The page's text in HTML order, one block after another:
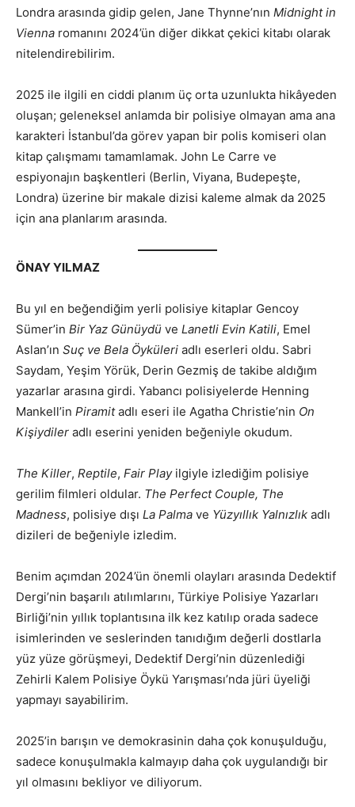
Londra arasında gidip gelen, Jane Thynne’nın Midnight in
Vienna romanını 2024’ün diğer dikkat çekici kitabı olarak
nitelendirebilirim.
2025 ile ilgili en ciddi planım üç orta uzunlukta hikâyeden
oluşan; geleneksel anlamda bir polisiye olmayan ama ana
karakteri İstanbul’da görev yapan bir polis komiseri olan
kitap çalışmamı tamamlamak. John Le Carre ve
espiyonajın başkentleri (Berlin, Viyana, Budepeşte,
Londra) üzerine bir makale dizisi kaleme almak da 2025
için ana planlarım arasında.
ÖNAY YILMAZ
Bu yıl en beğendiğim yerli polisiye kitaplar Gencoy
Sümer’in Bir Yaz Günüydü ve Lanetli Evin Katili, Emel
Aslan’ın Suç ve Bela Öyküleri adlı eserleri oldu. Sabri
Saydam, Yeşim Yörük, Derin Gezmiş de takibe aldığım
yazarlar arasına girdi. Yabancı polisiyelerde Henning
Mankell’in Piramitadlı eseri ile Agatha Christie’nin On
Kişiydiler adlı eserini yeniden beğeniyle okudum.
The Killer, Reptile, Fair Playilgiyle izlediğim polisiye
gerilim filmleri oldular. The Perfect Couple, The
Madness, polisiye dışı La Palma ve Yüzyıllık Yalnızlık adlı
dizileri de beğeniyle izledim.
Benim açımdan 2024’ün önemli olayları arasında Dedektif
Dergi’nin başarılı atılımlarını, Türkiye Polisiye Yazarları
Birliği’nin yıllık toplantısına ilk kez katılıp orada sadece
isimlerinden ve seslerinden tanıdığım değerli dostlarla
yüz yüze görüşmeyi, Dedektif Dergi’nin düzenlediği
Zehirli Kalem Polisiye Öykü Yarışması’nda jüri üyeliği
yapmayı sayabilirim.
2025’in barışın ve demokrasinin daha çok konuşulduğu,
sadece konuşulmakla kalmayıp daha çok uygulandığı bir
yıl olmasını bekliyor ve diliyorum.